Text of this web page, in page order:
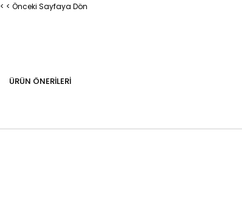
< < Önceki Sayfaya Dön
ÜRÜN ÖNERILERI